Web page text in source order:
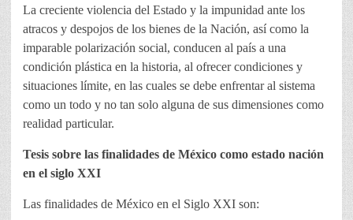
La creciente violencia del Estado y la impunidad ante los
atracos y despojos de los bienes de la Nación, así como la
imparable polarización social, conducen al país a una
condición plástica en la historia, al ofrecer condiciones y
situaciones límite, en las cuales se debe enfrentar al sistema
como un todo y no tan solo alguna de sus dimensiones como
realidad particular.
Tesis sobre las finalidades de México como estado nación
en el siglo XXI
Las finalidades de México en el Siglo XXI son: